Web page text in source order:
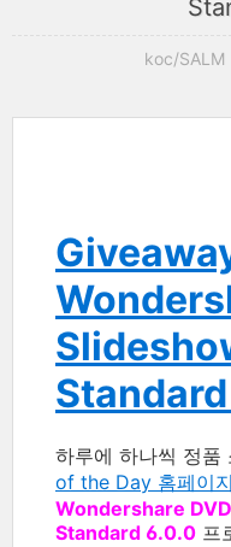
koc/SALM
하루에 하나씩 정품
of the Day 홈페이지
Wondershare
Standard 6.0.0 프